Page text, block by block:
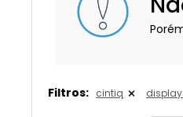
Filtros: cintiq